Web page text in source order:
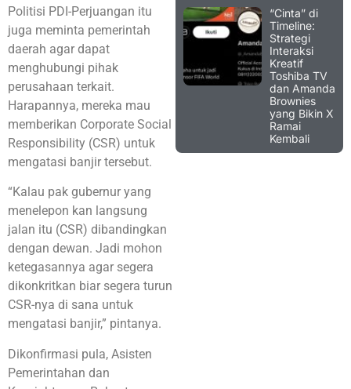
Politisi PDI-Perjuangan itu
juga meminta pemerintah
daerah agar dapat
menghubungi pihak
perusahaan terkait.
Harapannya, mereka mau
memberikan Corporate Social
Responsibility (CSR) untuk
mengatasi banjir tersebut.
“Kalau pak gubernur yang
menelepon kan langsung
jalan itu (CSR) dibandingkan
dengan dewan. Jadi mohon
ketegasannya agar segera
dikonkritkan biar segera turun
CSR-nya di sana untuk
mengatasi banjir,” pintanya.
Dikonfirmasi pula, Asisten
Pemerintahan dan
“Cinta” di
Timeline:
Strategi
Interaksi
Kreatif
Toshiba TV
dan Amanda
Brownies
yang Bikin X
Ramai
Kembali